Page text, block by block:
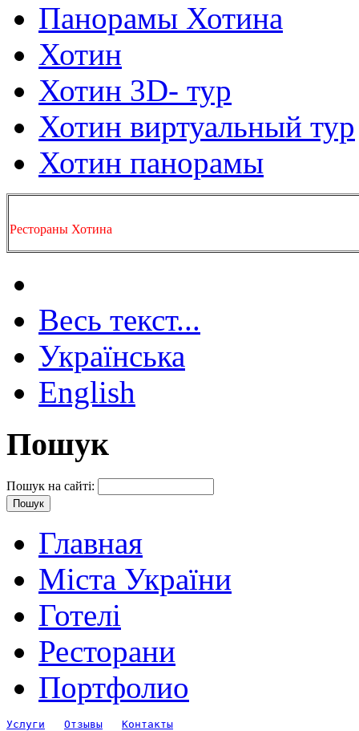
Панорамы Хотина
Хотин
Хотин 3D- тур
Хотин виртуальный тур
Хотин панорамы
Рестораны Хотина
Весь текст...
Українська
English
Пошук
Пошук на сайті:
Главная
Міста України
Готелі
Ресторани
Портфолио
Услуги Отзывы Контакты